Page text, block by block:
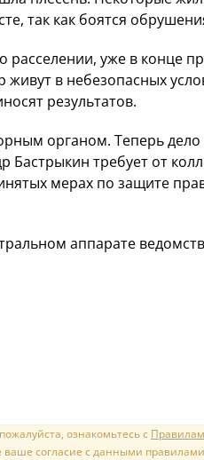
так как боятся
расселении, уже в конце
в небезопасных
результатов.
органом. Теперь дело
требует от
мерах по защите
аппарате
ознакомьтесь с
согласие с данными